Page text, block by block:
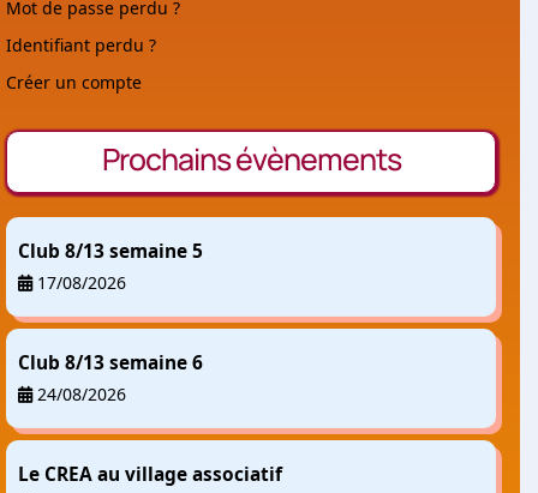
Mot de passe perdu ?
Identifiant perdu ?
Créer un compte
Prochains évènements
Club 8/13 semaine 5
17/08/2026
Club 8/13 semaine 6
24/08/2026
Le CREA au village associatif